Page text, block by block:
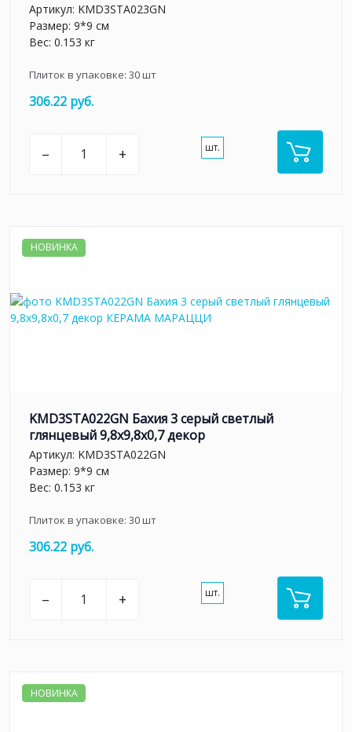
Артикул: KMD3STA023GN
Размер: 9*9 см
Вес: 0.153 кг
Плиток в упаковке: 30шт
306.22 руб.
– + шт.
НОВИНКА
KMD3STA022GN Бахия 3 серый светлый
глянцевый 9,8x9,8x0,7 декор
Артикул: KMD3STA022GN
Размер: 9*9 см
Вес: 0.153 кг
Плиток в упаковке: 30шт
306.22 руб.
– + шт.
НОВИНКА